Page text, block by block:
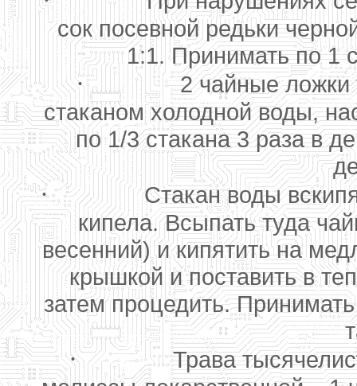
сок посевной редьки
1:1. Принимать по 1
·
2 чайные ложки
стаканом холодной воды,
по 1/3 стакана 3 раза в
·
Стакан воды
кипела. Всыпать туда
весенний) и кипятить на
крышкой и поставить в
затем процедить.
·
Трава